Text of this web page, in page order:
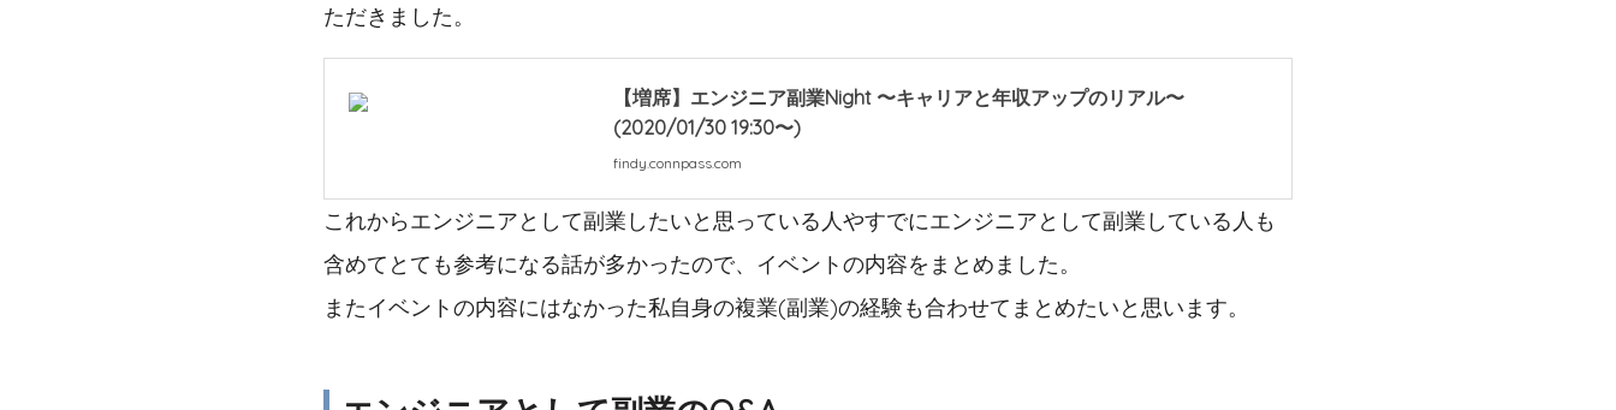
ただきました。
【増席】エンジニア副業Night 〜キャリアと年収アップのリアル〜
(2020/01/30 19:30〜)
findy.connpass.com
これからエンジニアとして副業したいと思っている人やすでにエンジニアとして副業している人も
含めてとても参考になる話が多かったので、イベントの内容をまとめました。
またイベントの内容にはなかった私自身の複業(副業)の経験も合わせてまとめたいと思います。